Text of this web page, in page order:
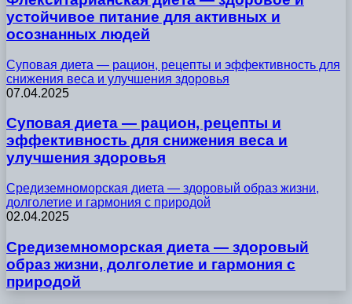
устойчивое питание для активных и
осознанных людей
Суповая диета — рацион, рецепты и эффективность для
снижения веса и улучшения здоровья
07.04.2025
Суповая диета — рацион, рецепты и
эффективность для снижения веса и
улучшения здоровья
Средиземноморская диета — здоровый образ жизни,
долголетие и гармония с природой
02.04.2025
Средиземноморская диета — здоровый
образ жизни, долголетие и гармония с
природой